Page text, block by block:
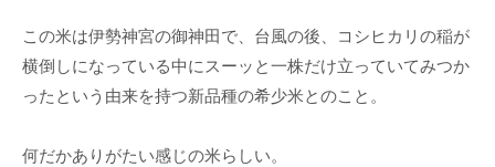
この米は伊勢神宮の御神田で、台風の後、コシヒカリの稲が
横倒しになっている中にスーッと一株だけ立っていてみつか
ったという由来を持つ新品種の希少米とのこと。
何だかありがたい感じの米らしい。